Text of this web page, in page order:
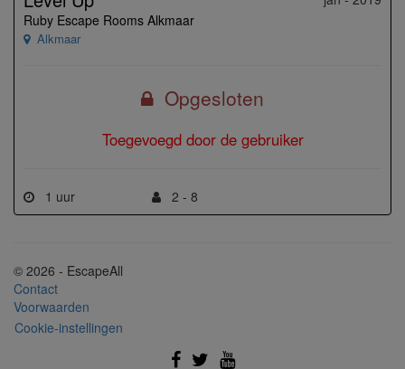
Ruby Escape Rooms Alkmaar
Alkmaar
Opgesloten
Toegevoegd door de gebruiker
1 uur 2 - 8
© 2026 - EscapeAll
Contact
Voorwaarden
Cookie-instellingen